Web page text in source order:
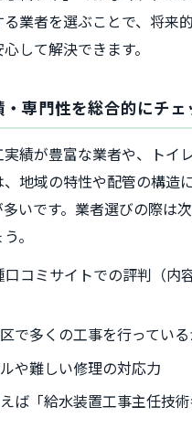
業者を選ぶことで、将来
して解決できます。
専門性を総合的にチェ
績が豊富な業者や、トイ
地域の特性や配管の構造
いです。業者選びの際は
。
コミサイトでの評判（内
で多くの工事を行ってい
や難しい修理の対応力
ば「給水装置工事主任技術